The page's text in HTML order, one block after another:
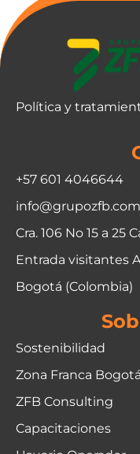
Política y
+57 601 4046644
info@grupozfb.com
Cra. 106 No 15 a 25
Entrada visitantes
Bogotá (Colombia)
Sostenibilidad
Zona Franca Bogotá
ZFB Consulting
Capacitaciones